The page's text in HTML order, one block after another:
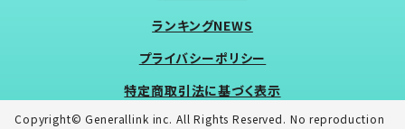
ランキングNEWS
プライバシーポリシー
特定商取引法に基づく表示
Copyright© Generallink inc. All Rights Reserved. No reproduction